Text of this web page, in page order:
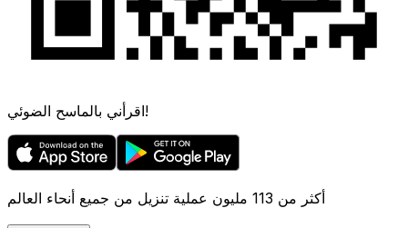
اقرأني بالماسح الضوئي!
أكثر من 113 مليون عملية تنزيل من جميع أنحاء العالم